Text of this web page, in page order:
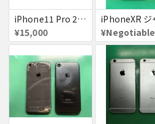
iPhone11 Pro 256GB ジャンク品
¥15,000
¥Negotiable